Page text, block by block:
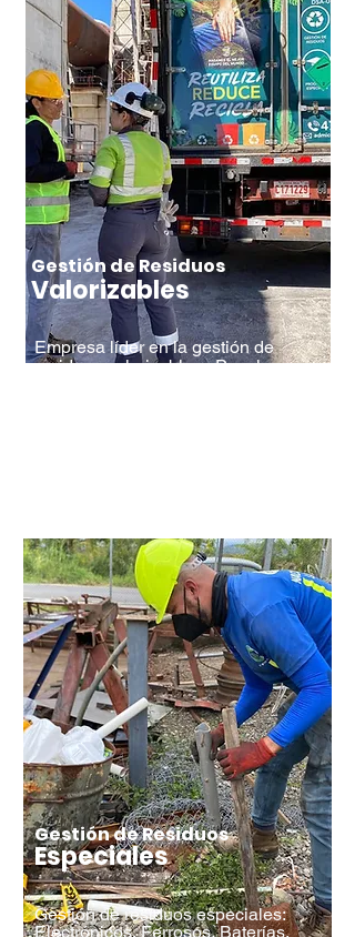
Gestión de Residuos
Valorizables
Empresa líder en la gestión de
residuos valorizables: Papel,
Gestión de Residuos
Especiales
Gestión deresiduos especiales:
Electrónicos, Ferrosos, Baterías,